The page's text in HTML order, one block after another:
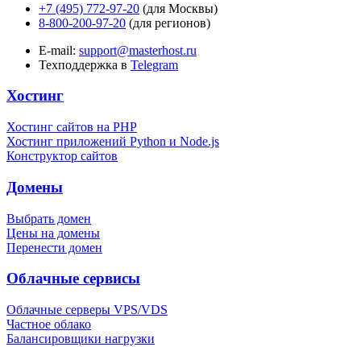
+7 (495) 772-97-20 (для Москвы)
8-800-200-97-20 (для регионов)
E-mail: support@masterhost.ru
Техподдержка в Telegram
Хостинг
Хостинг сайтов на PHP
Хостинг приложений Python и Node.js
Конструктор сайтов
Домены
Выбрать домен
Цены на домены
Перенести домен
Облачные сервисы
Облачные серверы VPS/VDS
Частное облако
Балансировщики нагрузки